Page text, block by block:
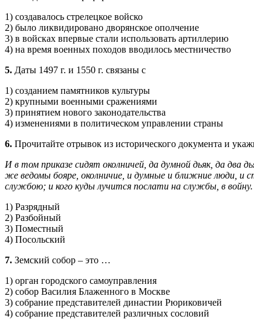
1) создавалось стрелецкое войско
2) было ликвидировано дворянское ополчение
3) в войсках впервые стали использовать артиллерию
4) на время военных походов вводилось местничество
5. Даты 1497 г. и 1550 г. связаны с
1) созданием памятников культуры
2) крупными военными сражениями
3) принятием нового законодательства
4) изменениями в политическом управлении страны
6. Прочитайте отрывок из исторического документа и
И в том приказе сидят околничей, да думной дьяк, да два
же ведомы бояре, околничие, и думные и ближние люди, и
службою; и кого куды лучится послати на службы, в войну.
1) Разрядный
2) Разбойный
3) Поместный
4) Посольский
7. Земский собор – это …
1) орган городского самоуправления
2) собор Василия Блаженного в Москве
3) собрание представителей династии Рюриковичей
4) собрание представителей различных сословий